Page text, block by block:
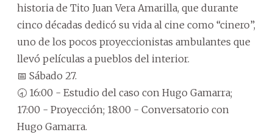
historia de Tito Juan Vera Amarilla, que durante
cinco décadas dedicó su vida al cine como “cinero”,
uno de los pocos proyeccionistas ambulantes que
llevó películas a pueblos del interior.
📅 Sábado 27.
🕣 16:00 - Estudio del caso con Hugo Gamarra;
17:00 - Proyección; 18:00 - Conversatorio con
Hugo Gamarra.